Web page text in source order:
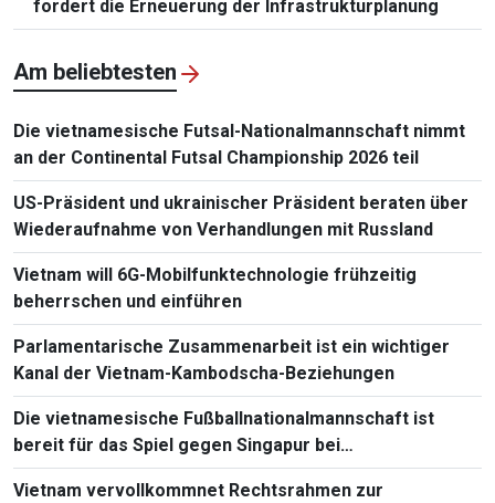
fordert die Erneuerung der Infrastrukturplanung
Am beliebtesten
Die vietnamesische Futsal-Nationalmannschaft nimmt
an der Continental Futsal Championship 2026 teil
US-Präsident und ukrainischer Präsident beraten über
Wiederaufnahme von Verhandlungen mit Russland
Vietnam will 6G-Mobilfunktechnologie frühzeitig
beherrschen und einführen
Parlamentarische Zusammenarbeit ist ein wichtiger
Kanal der Vietnam-Kambodscha-Beziehungen
Die vietnamesische Fußballnationalmannschaft ist
bereit für das Spiel gegen Singapur bei
Südostasienmeisterschaft 2026
Vietnam vervollkommnet Rechtsrahmen zur